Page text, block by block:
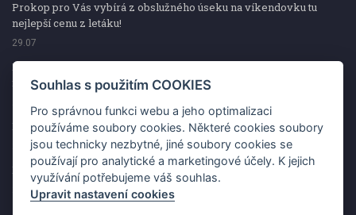
Prokop pro Vás vybírá z obslužného úseku na víkendovku tu
nejlepší cenu z letáku!
29.07
Prokop pro Vás vybírá z obslužného úseku na víkendovku tu
nejlepší cenu z letáku!
Kup špekáčky od Váhaly a vyhraj s naCOOPkou sekerku Fiskars
29.07
Prokop pro Vás vybírá na víkendovku ty nejlepší ceny z letáku!
29.07
Souhlas s použitím COOKIES
Pro správnou funkci webu a jeho optimalizaci
používáme soubory cookies. Některé cookies soubory
jsou technicky nezbytné, jiné soubory cookies se
používají pro analytické a marketingové účely. K jejich
využívání potřebujeme váš souhlas.
Upravit nastavení cookies